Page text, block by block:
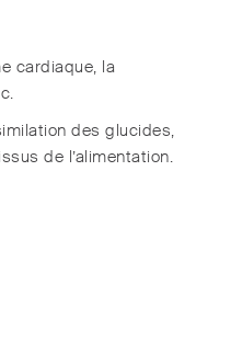
cardiaque, la
des glucides,
de l’alimentation.